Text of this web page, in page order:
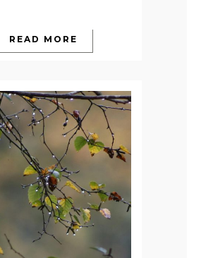
READ MORE